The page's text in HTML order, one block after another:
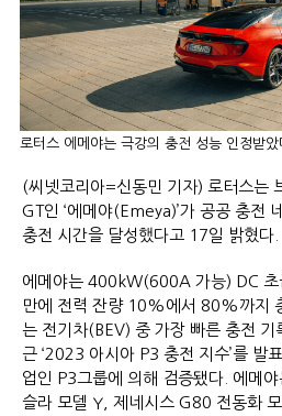
로터스 에메야는 극강의 충전 성능 인정받
(씨넷코리아=신동민 기자) 로터스는
GT인 ‘에메야(Emeya)’가 공공 충전
충전 시간을 달성했다고 17일 밝혔다.
에메야는 400kW(600A 가능) DC 초
만에 전력 잔량 10%에서 80%까지
는 전기차(BEV) 중 가장 빠른 충전 기
근 ‘2023 아시아 P3 충전 지수’를 발
업인 P3그룹에 의해 검증됐다. 에메
슬라 모델 Y, 제네시스 G80 전동화